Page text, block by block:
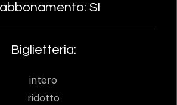
SI
Biglietteria:
intero
ridotto